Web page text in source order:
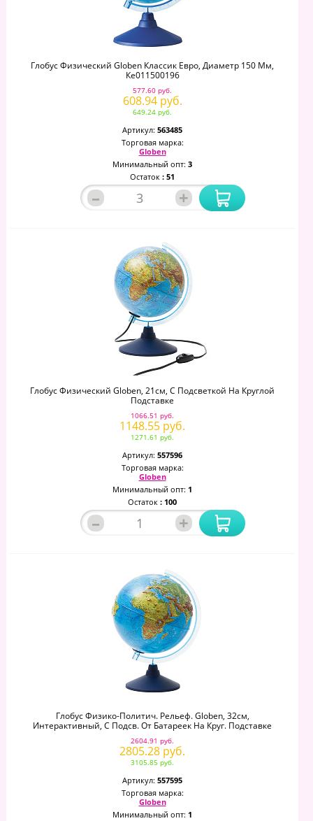
Глобус Физический Globen Классик Евро, Диаметр 150 Мм,
Ке011500196
577.60 руб.
608.94 руб.
649.24 руб.
Артикул: 563485
Торговая марка:
Globen
Минимальный опт: 3
Остаток : 51
– +
Глобус Физический Globen, 21см, С Подсветкой На Круглой
Подставке
1066.51 руб.
1148.55 руб.
1271.61 руб.
Артикул: 557596
Торговая марка:
Globen
Минимальный опт: 1
Остаток : 100
– +
Глобус Физико-Политич. Рельеф. Globen, 32см,
Интерактивный, С Подсв. От Батареек На Круг. Подставке
2604.91 руб.
2805.28 руб.
3105.85 руб.
Артикул: 557595
Торговая марка:
Globen
Минимальный опт: 1